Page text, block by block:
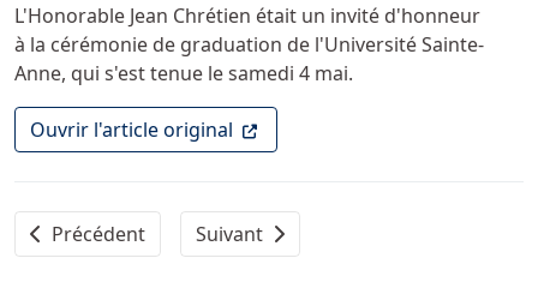
L'Honorable Jean Chrétien était un invité d'honneur
à la cérémonie de graduation de l'Université Sainte-
Anne, qui s'est tenue le samedi 4 mai.
Ouvrir l'article original (Ce lien ouvre dans un nouvel
Article précédent : «Fini les travaux; fini les examens;
Précédent Article suivant : Louis LaPierre à Ste-
Suivant